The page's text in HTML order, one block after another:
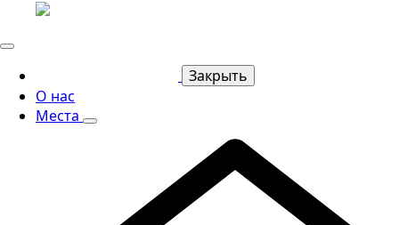
Закрыть
О нас
Места